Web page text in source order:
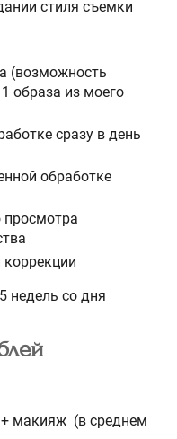
стиля съемки
(возможность
образа из моего
сразу в день
обработке
просмотра
недель со дня
+ макияж (в среднем